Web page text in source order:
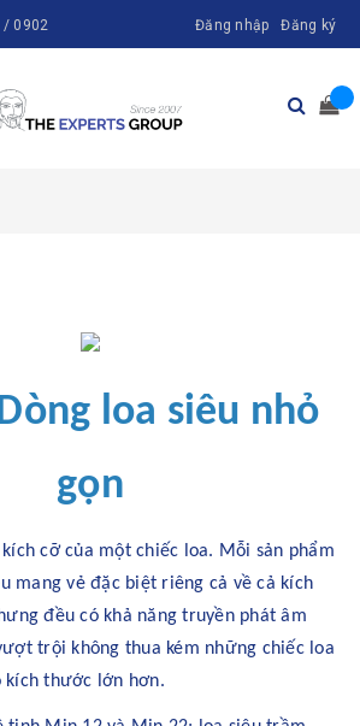
/ 0902 Đăng nhập Đăng ký
loa siêu nhỏ
gọn
cỡ của một chiếc loa. Mỗi sản phẩm
mang vẻ đặc biệt riêng cả về cả kích
đều có khả năng truyền phát âm
trội không thua kém những chiếc loa
kích thước lớn hơn.